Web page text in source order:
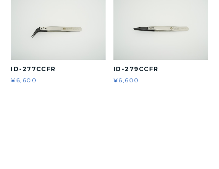
ID-277CCFR
¥6,600
ID-279CCFR
¥6,600